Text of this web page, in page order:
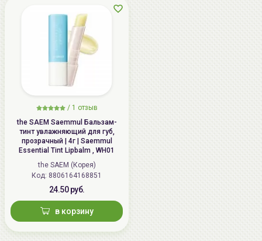
/ 1 отзыв
the SAEM Saemmul Бальзам-
тинт увлажняющий для губ,
прозрачный | 4г | Saemmul
Essential Tint Lipbalm , WH01
the SAEM (Корея)
Код: 8806164168851
24.50 руб.
в корзину